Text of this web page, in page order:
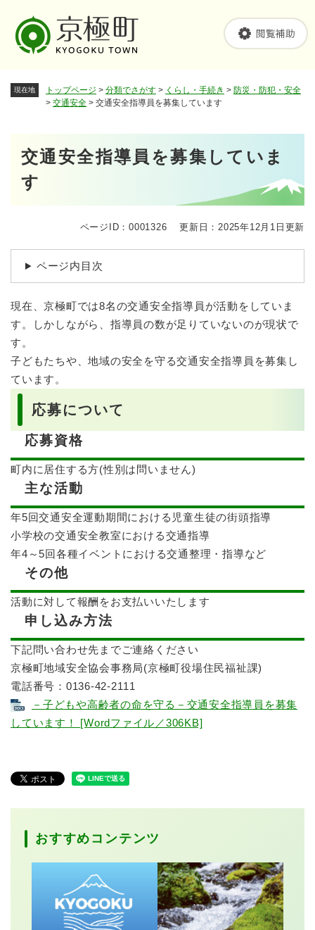
現在地 トップページ > 分類でさがす > くらし・手続き > 防災・防犯・安全
> 交通安全 > 交通安全指導員を募集しています
文交通安全指導員を募集していま
す
ページID：0001326 更新日：2025年12月1日更新
ページ内目次
現在、京極町では8名の交通安全指導員が活動をしていま
す。しかしながら、指導員の数が足りていないのが現状で
す。
子どもたちや、地域の安全を守る交通安全指導員を募集し
ています。
応募について
応募資格
町内に居住する方(性別は問いません)
主な活動
年5回交通安全運動期間における児童生徒の街頭指導
小学校の交通安全教室における交通指導
年4～5回各種イベントにおける交通整理・指導など
その他
活動に対して報酬をお支払いいたします
申し込み方法
下記問い合わせ先までご連絡ください
京極町地域安全協会事務局(京極町役場住民福祉課)
電話番号：0136-42-2111
－子どもや高齢者の命を守る－交通安全指導員を募集
しています！ [Wordファイル／306KB]
おすすめコンテンツ